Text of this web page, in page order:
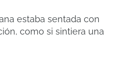
estaba sentada con
como si sintiera una